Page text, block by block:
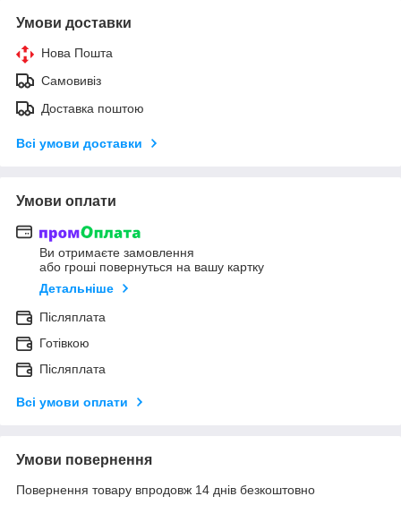
Умови доставки
Нова Пошта
Самовивіз
Доставка поштою
Всі умови доставки
Умови оплати
Ви отримаєте замовлення
або гроші повернуться на вашу картку
Детальніше
Післяплата
Готівкою
Післяплата
Всі умови оплати
Умови повернення
Повернення товару впродовж 14 днів безкоштовно